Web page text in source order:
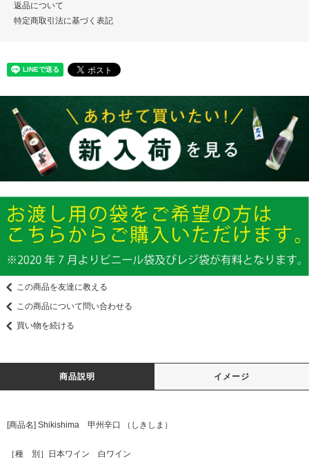
返品について
特定商取引法に基づく表記
この商品を友達に教える
この商品について問い合わせる
買い物を続ける
商品説明 イメージ
[商品名] Shikishima 甲州辛口 （しきしま）
［種 別］日本ワイン 白ワイン